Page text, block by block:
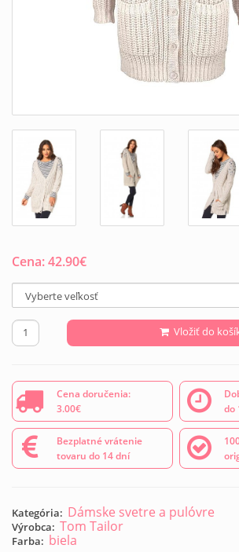
Cena:42.90€
Vložiť do
Cena doručenia:
3.00€
do
Bezplatné vrátenie
tovaru do 14 dní
Kategória: Dámske svetre a pulóvre
Výrobca: Tom Tailor
Farba: biela